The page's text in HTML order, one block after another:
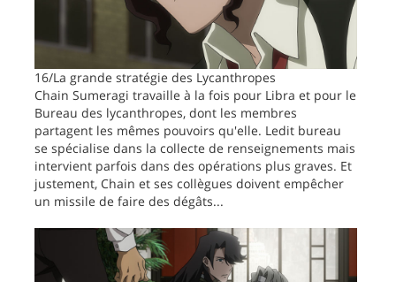
16/La grande stratégie des Lycanthropes
Chain Sumeragi travaille à la fois pour Libra et pour le
Bureau des lycanthropes, dont les membres
partagent les mêmes pouvoirs qu'elle. Ledit bureau
se spécialise dans la collecte de renseignements mais
intervient parfois dans des opérations plus graves. Et
justement, Chain et ses collègues doivent empêcher
un missile de faire des dégâts...